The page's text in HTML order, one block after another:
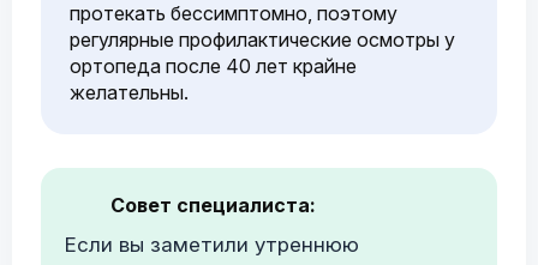
протекать бессимптомно, поэтому
регулярные профилактические осмотры у
ортопеда после 40 лет крайне
желательны.
Совет специалиста:
Если вы заметили утреннюю